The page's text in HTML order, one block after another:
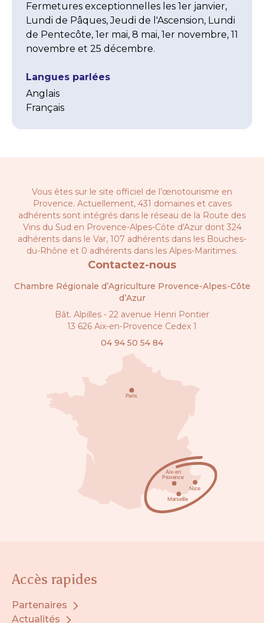
Fermetures exceptionnelles les 1er janvier,
Lundi de Pâques, Jeudi de l'Ascension, Lundi
de Pentecôte, 1er mai, 8 mai, 1er novembre, 11
novembre et 25 décembre.
Langues parlées
Anglais
Français
Vous êtes sur le site officiel de l’œnotourisme en
Provence. Actuellement, 431 domaines et caves
adhérents sont intégrés dans le réseau de la Route des
Vins du Sud en Provence-Alpes-Côte d'Azur dont 324
adhérents dans le Var, 107 adhérents dans les Bouches-
du-Rhône et 0 adhérents dans les Alpes-Maritimes.
Contactez-nous
Chambre Régionale d’Agriculture Provence-Alpes-Côte
d’Azur
Bât. Alpilles - 22 avenue Henri Pontier
13 626 Aix-en-Provence Cedex 1
04 94 50 54 84
Accès rapides
Partenaires
Actualités